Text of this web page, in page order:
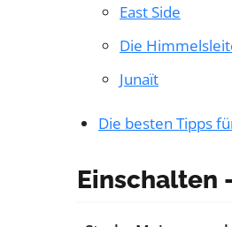
East Side
Die
Junaït
Die besten Tipps
Einschalten